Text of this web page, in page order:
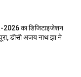
2026 का डिजिटाइजेशन
डीसी अजय नाथ झा ने